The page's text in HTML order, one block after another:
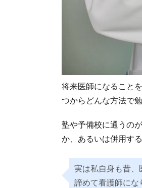
将来医師になること
つからどんな方法で
塾や予備校に通うの
か、あるいは併用す
実は私自身も昔、
諦めて看護師にな